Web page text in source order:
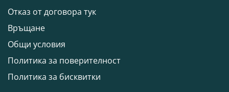
Отказ от договора тук
Връщане
Общи условия
Политика за поверителност
Политика за бисквитки